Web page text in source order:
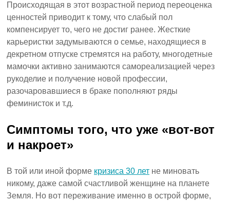
Происходящая в этот возрастной период переоценка
ценностей приводит к тому, что слабый пол
компенсирует то, чего не достиг ранее. Жесткие
карьеристки задумываются о семье, находящиеся в
декретном отпуске стремятся на работу, многодетные
мамочки активно занимаются самореализацией через
рукоделие и получение новой профессии,
разочаровавшиеся в браке пополняют ряды
феминисток и т.д.
Симптомы того, что уже «вот-вот
и накроет»
В той или иной форме кризиса 30 лет не миновать
никому, даже самой счастливой женщине на планете
Земля. Но вот переживание именно в острой форме,